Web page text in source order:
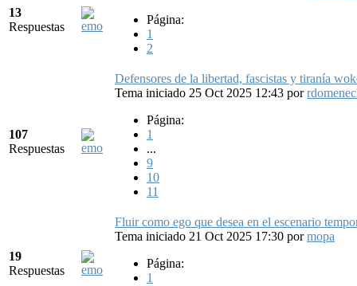
13
Respuestas
Página:
1
2
107
Respuestas
Defensores de la libertad, fascistas y tiranía
Tema iniciado 25 Oct 2025 12:43 por
Página:
1
...
9
10
11
19
Respuestas
Fluir como ego que desea en el escenario
Tema iniciado 21 Oct 2025 17:30 pormopa
Página:
1